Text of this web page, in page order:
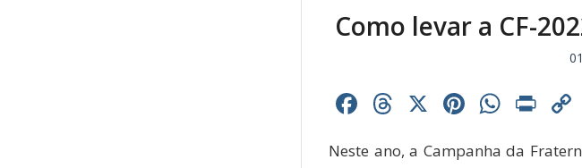
Como levar a CF-
Facebook
Threads
X Pinterest
Neste ano, a Campanha da